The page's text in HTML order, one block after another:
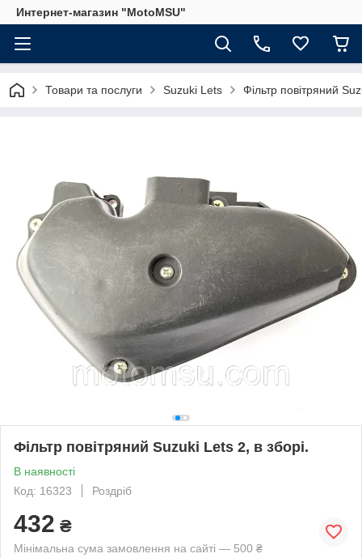
Интернет-магазин "MotoMSU"
Товари та послуги Suzuki Lets Фільтр повітряний
Фільтр повітряний Suzuki Lets 2, в зборі.
В наявності
Код: 16323
Роздріб
432 ₴
Мінімальна сума замовлення на сайті — 500 ₴